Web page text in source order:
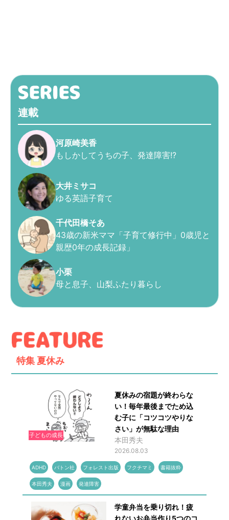
連載
河原崎美香
もしかしてうちの子、発達障害!?
大井ミサコ
ゆる英語子育て
千代田橋そあ
43歳の新米ママ「子育て修行中」0歳児と
親歴0年の成長記録」
小栗
母と息子、山梨ふたり暮らし
特集 夏休み
子どもの成長
夏休みの宿題が終わらな
い！毎年最後までため込
む子に「コツコツやりな
さい」が無駄な理由
本田秀夫
2026.08.03
ADHD バトン社 フォレスト出版 フクチマミ 書籍抜粋
本田秀夫 漫画 発達障害
学童弁当を乗り切れ！疲
れないお弁当作り5つのコ